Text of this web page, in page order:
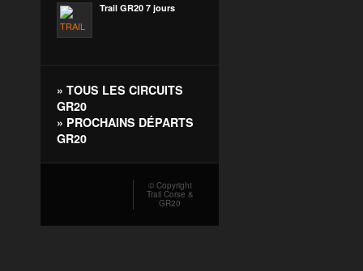
Trail GR20 7 jours
» TOUS LES CIRCUITS
GR20
» PROCHAINS DÉPARTS
GR20
© Copyright
Trail Corse &
GR20